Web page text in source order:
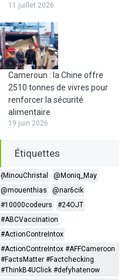
11 juillet 2026
Cameroun : la Chine offre
2510 tonnes de vivres pour
renforcer la sécurité
alimentaire
19 juin 2026
Étiquettes
{MinouChristal
@Moniq_May
@mouenthias
@nar6cik
#10000codeurs
#24OJT
#ABCVaccination
#ActionContreIntox
#ActionContreIntox #AFFCameroon
#FactsMatter #Factchecking
#ThinkB4UClick #defyhatenow